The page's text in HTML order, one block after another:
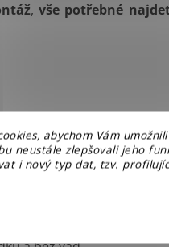
abychom Vám
neustále zlepšovali jeho
i nový typ dat, tzv.
, vše potřebné
dnů
. Zboží ještě